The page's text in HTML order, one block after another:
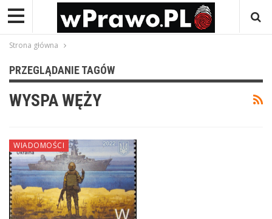
Strona główna
PRZEGLĄDANIE TAGÓW
WYSPA WĘŻY
WIADOMOŚCI